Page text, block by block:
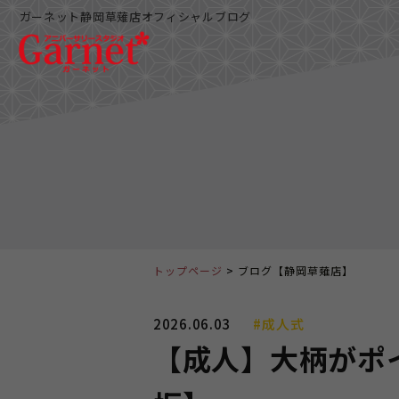
ガーネット静岡草薙店オフィシャルブログ
2026.06.03 #成人式
【成人】大柄が
トップページ ブログ【静岡草薙店】